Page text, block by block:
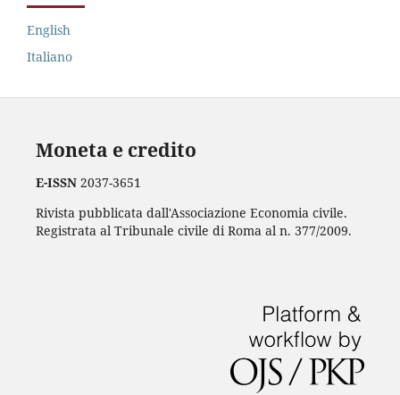
English
Italiano
Moneta e credito
E-ISSN2037-3651
Rivista pubblicata dall'Associazione Economia civile.
Registrata al Tribunale civile di Roma al n. 377/2009.